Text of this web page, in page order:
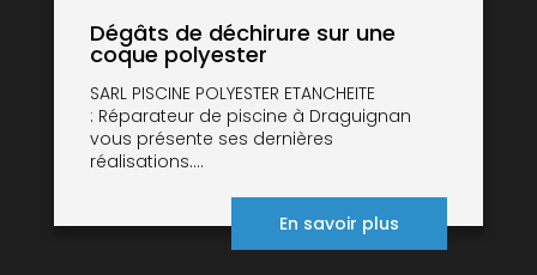
Dégâts de déchirure sur une
coque polyester
SARL PISCINE POLYESTER ETANCHEITE
: Réparateur de piscine à Draguignan
vous présente ses dernières
réalisations....
En savoir plus